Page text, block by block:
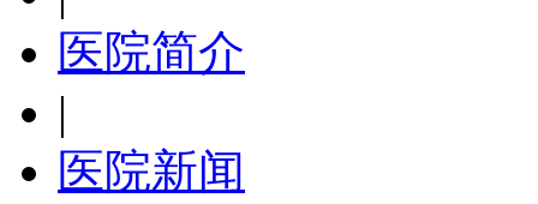
医院简介
|
医院新闻